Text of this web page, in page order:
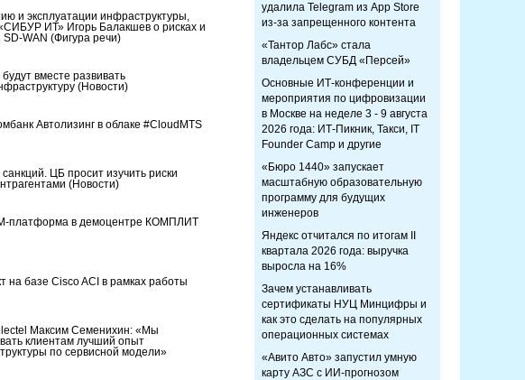
и эксплуатации инфраструктуры,
ИТ» Игорь Балакшев о рисках и
WAN (Фигура речи)
вместе развивать
(Новости)
Автолизинг в облаке #CloudMTS
ЦБ просит изучить риски
(Новости)
платформа в демоцентре КОМПЛИТ
на базе Cisco ACI в рамках работы
Максим Семенихин: «Мы
клиентам лучший опыт
по сервисной модели»
удалила Telegram из App Store
из-за запрещенного контента
«Тантор Лабс» стала
владельцем СУБД «Персей»
Основные ИТ-конференции и
мероприятия по цифровизации
в Москве на неделе 3 - 9 августа
2026 года: ИТ-Пикник, Такси, IT
Founder Camp и другие
«Бюро 1440» запускает
масштабную образовательную
программу для будущих
инженеров
Яндекс отчитался по итогам II
квартала 2026 года: выручка
выросла на 16%
Зачем устанавливать
сертификаты НУЦ Минцифры и
как это сделать на популярных
операционных системах
«Авито Авто» запустил умную
карту АЗС с ИИ-прогнозом